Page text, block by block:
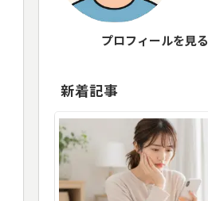
プロフィールを見る
新着記事